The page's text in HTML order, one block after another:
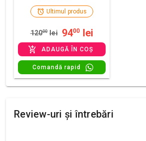
Ultimul produs
12000 lei 9400 lei
ADAUGĂ ÎN COȘ
Comandă rapid
Review-uri și întrebări